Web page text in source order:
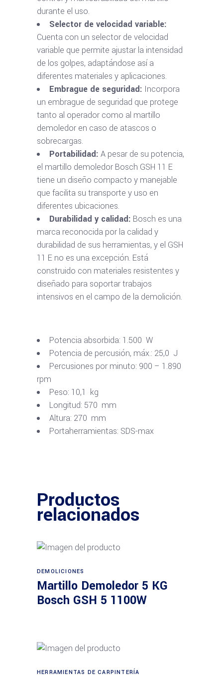
durante el uso.
Selector de velocidad variable:
Cuenta con un selector de velocidad
variable que permite ajustar la intensidad
de los golpes, adaptándose así a
diferentes materiales y aplicaciones.
Embrague de seguridad: Incorpora
un embrague de seguridad que protege
tanto al operador como al martillo
demoledor en caso de atascos o
sobrecargas.
Portabilidad: A pesar de su potencia,
el martillo demoledor Bosch GSH 11 E
tiene un diseño compacto y manejable
que facilita su transporte y uso en
diferentes ubicaciones.
Durabilidad y calidad: Bosch es una
marca reconocida por la calidad y
durabilidad de sus herramientas, y el GSH
11 E no es una excepción. Está
construido con materiales resistentes y
diseñado para soportar trabajos
intensivos en el campo de la demolición.
Potencia absorbida: 1.500 W
Potencia de percusión, máx.: 25,0 J
Percusiones por minuto: 900 – 1.890
rpm
Peso: 10,1 kg
Longitud: 570 mm
Altura: 270 mm
Portaherramientas: SDS-max
Productos
relacionados
DEMOLICIONES
Martillo Demoledor 5 KG
Bosch GSH 5 1100W
HERRAMIENTAS DE CARPINTERÍA